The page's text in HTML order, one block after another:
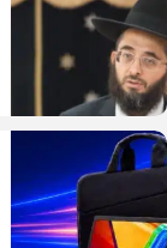
סינגלים
וידאו